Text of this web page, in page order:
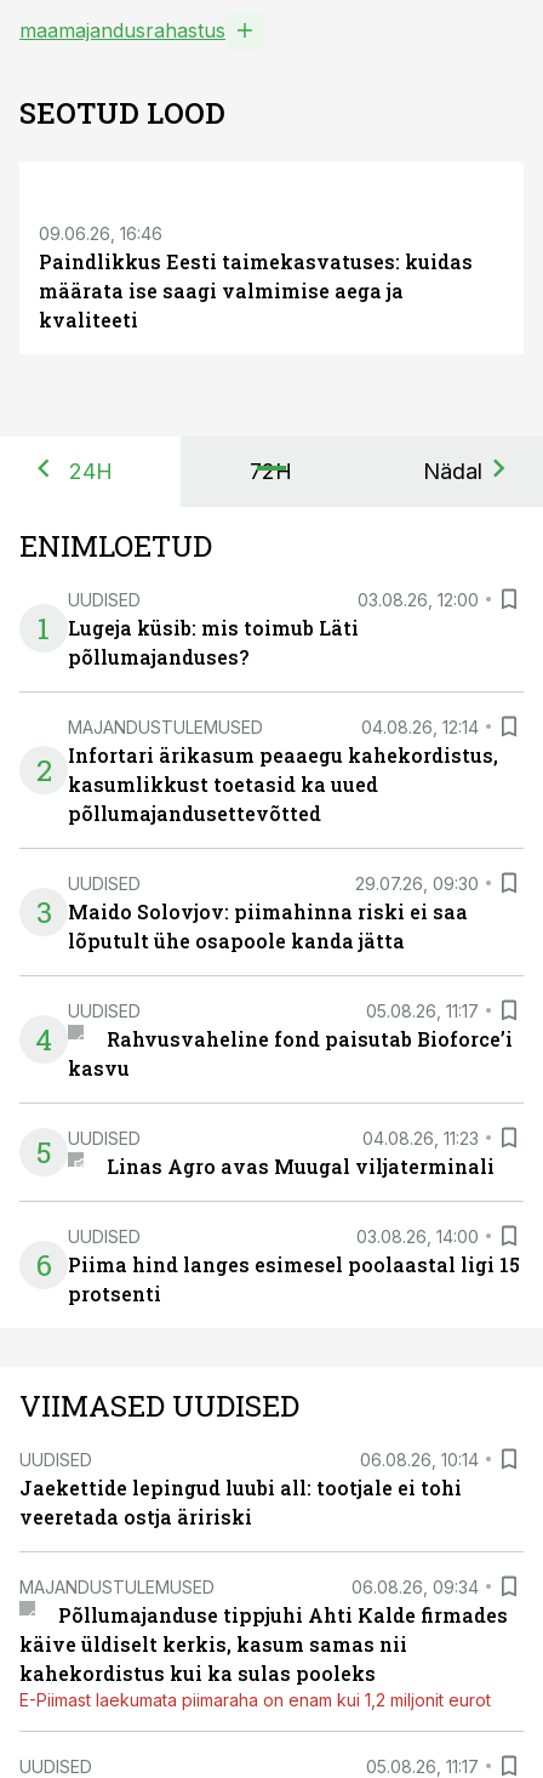
maamajandusrahastus
SEOTUD LOOD
09.06.26, 16:46
Paindlikkus Eesti taimekasvatuses: kuidas
määrata ise saagi valmimise aega ja
kvaliteeti
24H 72H Nädal
ENIMLOETUD
1
UUDISED 03.08.26, 12:00
Lugeja küsib: mis toimub Läti
põllumajanduses?
2
MAJANDUSTULEMUSED 04.08.26, 12:14
Infortari ärikasum peaaegu kahekordistus,
kasumlikkust toetasid ka uued
põllumajandusettevõtted
3
UUDISED 29.07.26, 09:30
Maido Solovjov: piimahinna riski ei saa
lõputult ühe osapoole kanda jätta
4
UUDISED 05.08.26, 11:17
Rahvusvaheline fond paisutab Bioforce’i
kasvu
5 UUDISED 04.08.26, 11:23
Linas Agro avas Muugal viljaterminali
6
UUDISED 03.08.26, 14:00
Piima hind langes esimesel poolaastal ligi 15
protsenti
VIIMASED UUDISED
UUDISED 06.08.26, 10:14
Jaekettide lepingud luubi all: tootjale ei tohi
veeretada ostja äririski
MAJANDUSTULEMUSED 06.08.26, 09:34
Põllumajanduse tippjuhi Ahti Kalde firmades
käive üldiselt kerkis, kasum samas nii
kahekordistus kui ka sulas pooleks
E-Piimast laekumata piimaraha on enam kui 1,2 miljonit eurot
UUDISED 05.08.26, 11:17